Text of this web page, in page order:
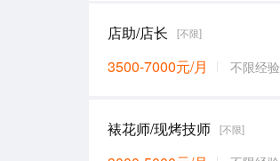
店助/店长 [不限]
3500-7000元/月 不限经验
裱花师/现烤技师 [不限]